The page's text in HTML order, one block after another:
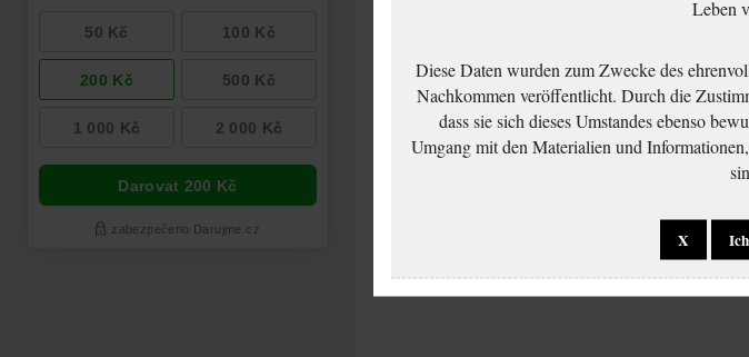
Leben
Diese Daten wurden zum Zwecke des
Nachkommen veröffentlicht. Durch die
dass sie sich dieses Umstandes ebenso
Umgang mit den Materialien und
X